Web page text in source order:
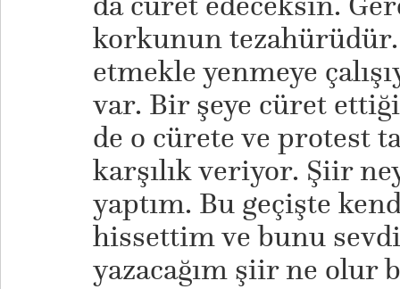
korkunun
etmekle yenmeye
var. Bir şeye cüret
de o cürete ve protest
karşılık veriyor. Şiir
yaptım. Bu geçişte
hissettim ve bunu
yazacağım şiir ne